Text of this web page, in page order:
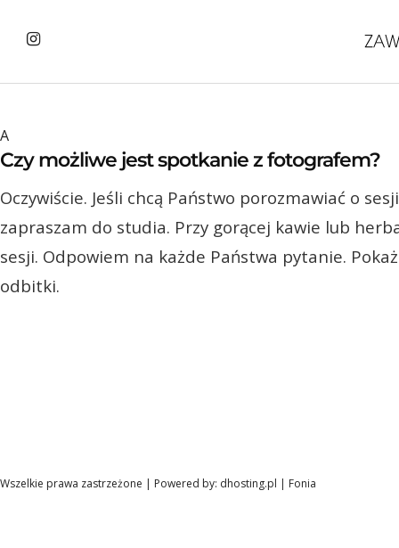
A
Czy możliwe jest spotkanie z fotografem?
Oczywiście. Jeśli chcą Państwo porozmawiać o
zapraszam do studia. Przy gorącej kawie lub
sesji. Odpowiem na każde Państwa pytanie.
odbitki.
Wszelkie prawa zastrzeżone | Powered by: dhosting.pl | Fonia